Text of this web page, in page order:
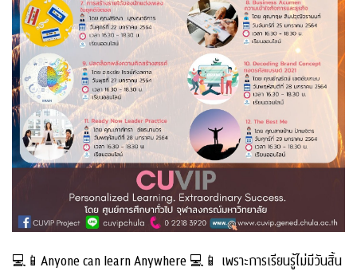
💻📱Anyone can learn Anywhere 💻📱 เพราะการเรียนรู้ไม่มีวันสิ้น